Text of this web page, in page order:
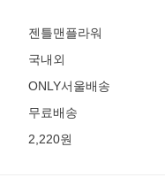
젠틀맨플라워
국내외
ONLY서울배송
무료배송
2,220원